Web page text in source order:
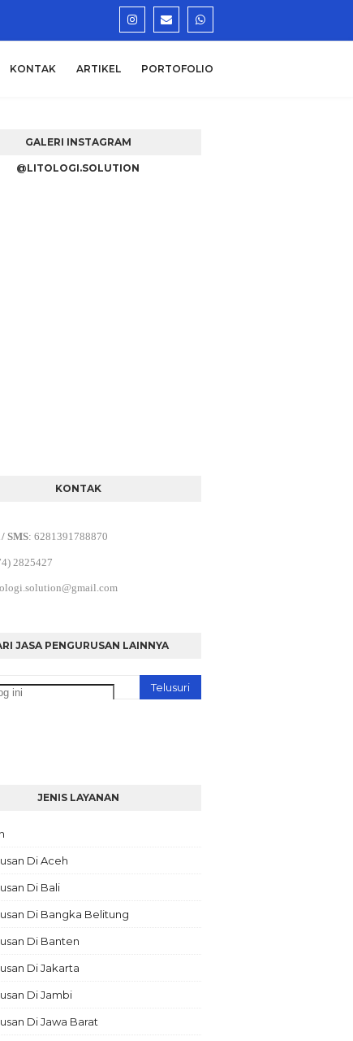
KONTAK ARTIKEL PORTOFOLIO
GALERI INSTAGRAM
@LITOLOGI.SOLUTION
KONTAK
SMS: 6281391788870
2825427
JASA PENGURUSAN LAINNYA
JENIS LAYANAN
Di Aceh
Di Bali
Di Bangka Belitung
Di Banten
Di Jakarta
Di Jambi
Di Jawa Barat